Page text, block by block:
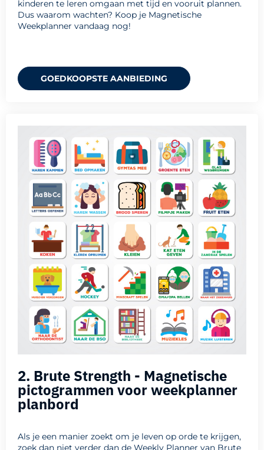
kinderen te leren omgaan met tijd en vooruit plannen.
Dus waarom wachten? Koop je Magnetische
Weekplanner vandaag nog!
GOEDKOOPSTE AANBIEDING
2. Brute Strength - Magnetische
pictogrammen voor weekplanner
planbord
Als je een manier zoekt om je leven op orde te krijgen,
zoek dan niet verder dan de Weekly Planner van Brute